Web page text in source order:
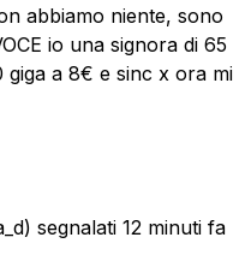
abbiamo niente, sono
io una signora di 65
giga a 8€ e sinc x ora mi
segnalati 12 minuti fa